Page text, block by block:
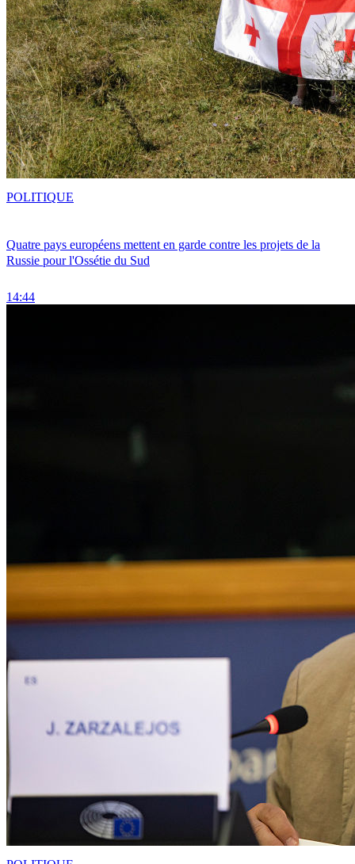
Quatre pays européens mettent en garde contre les projets de la
Russie pour l'Ossétie du Sud
14:44
POLITIQUE